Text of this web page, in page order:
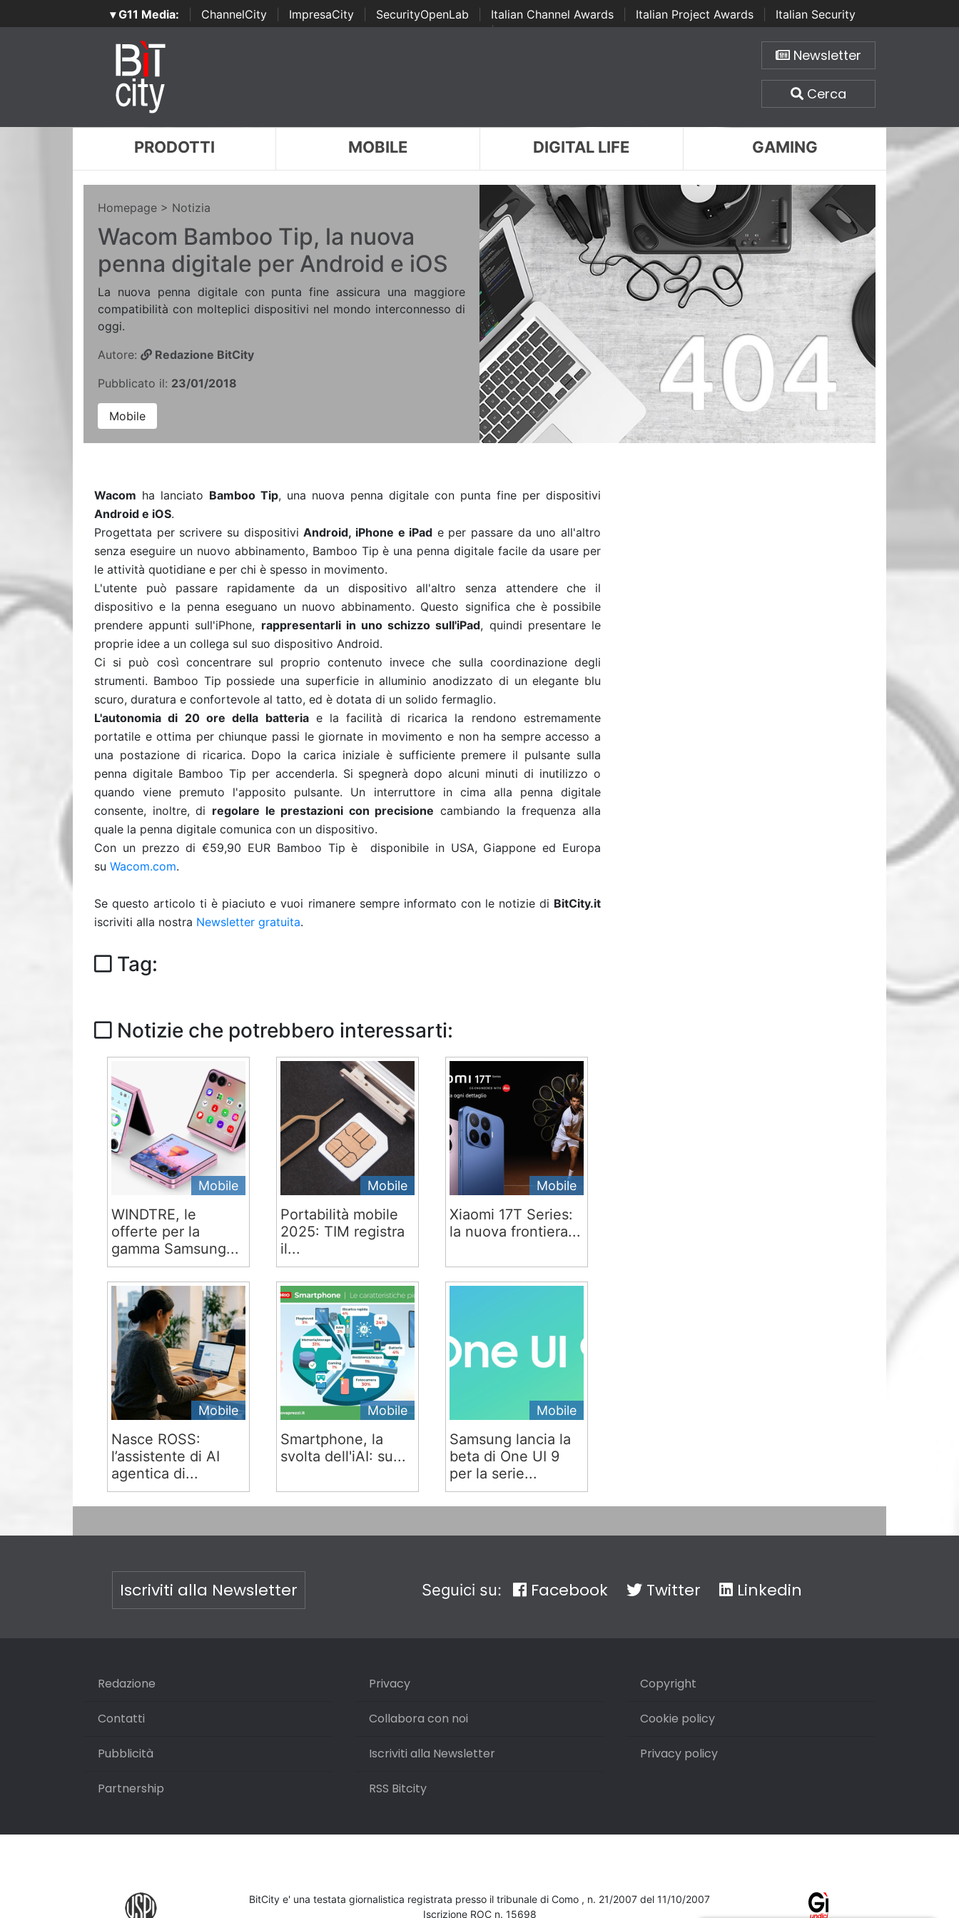
▾ G11 Media: ChannelCity ImpresaCity SecurityOpenLab Italian Channel Awards Italian Project Awards
Italian Security
Awards | ...
Newsletter
Cerca
PRODOTTI MOBILE DIGITAL LIFE GAMING
Homepage > Notizia
Wacom Bamboo Tip, la nuova
penna digitale per Android e iOS
La nuova penna digitale con punta fine assicura una maggiore
compatibilità con molteplici dispositivi nel mondo interconnesso di
oggi.
Autore:
Redazione BitCity
Pubblicato il: 23/01/2018
Mobile
Wacom ha lanciato Bamboo Tip, una nuova penna digitale con punta fine per dispositivi
Android e iOS.
Progettata per scrivere su dispositiviAndroid, iPhone e iPad e per passare da uno all'altro
senza eseguire un nuovo abbinamento, Bamboo Tip è una penna digitale facile da usare per
le attività quotidiane e per chi è spesso in movimento.
L'utente può passare rapidamente da un dispositivo all'altro senza attendere che il
dispositivo e la penna eseguano un nuovo abbinamento. Questo significa che è possibile
prendere appunti sull'iPhone, rappresentarli in uno schizzo sull'iPad, quindi presentare le
proprie idee a un collega sul suo dispositivo Android.
Ci si può così concentrare sul proprio contenuto invece che sulla coordinazione degli
strumenti. Bamboo Tip possiede una superficie in alluminio anodizzato di un elegante blu
scuro, duratura e confortevole al tatto, ed è dotata di un solido fermaglio.
L'autonomia di 20 ore della batteriae la facilità di ricarica la rendono estremamente
portatile e ottima per chiunque passi le giornate in movimento e non ha sempre accesso a
una postazione di ricarica. Dopo la carica iniziale è sufficiente premere il pulsante sulla
penna digitale Bamboo Tip per accenderla. Si spegnerà dopo alcuni minuti di inutilizzo o
quando viene premuto l'apposito pulsante. Un interruttore in cima alla penna digitale
consente, inoltre, di regolare le prestazioni con precisione cambiando la frequenza alla
quale la penna digitale comunica con un dispositivo.
Con un prezzo di €59,90 EUR Bamboo Tip è disponibile in USA, Giappone ed Europa
su Wacom.com.
Se questo articolo ti è piaciuto e vuoi rimanere sempre informato con le notizie di BitCity.it
iscriviti alla nostra Newsletter gratuita.
Tag:
Notizie che potrebbero interessarti:
Mobile
WINDTRE, le
offerte per la
gamma Samsung...
Mobile
Portabilità mobile
2025: TIM registra
il...
Mobile
Xiaomi 17T Series:
la nuova frontiera...
Mobile
Nasce ROSS:
l’assistente di AI
agentica di...
Mobile
Smartphone, la
svolta dell'iAI: su...
Mobile
Samsung lancia la
beta di One UI 9
per la serie...
Iscriviti alla Newsletter Seguici su: Facebook Twitter Linkedin
Redazione
Contatti
Pubblicità
Partnership
Privacy
Collabora con noi
Iscriviti alla Newsletter
RSS Bitcity
Copyright
Cookie policy
Privacy policy
BitCity e' una testata giornalistica registrata presso il tribunale di Como , n. 21/2007 del 11/10/2007
Iscrizione ROC n. 15698